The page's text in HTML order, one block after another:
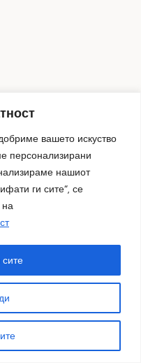
вашето искуство
персонализирани
нашиот
ги сите“, се
за денот и ноќта“
Ацески